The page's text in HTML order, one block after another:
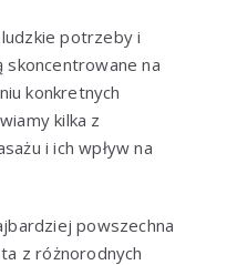
potrzeby i
na
konkretnych
kilka z
i ich wpływ na
powszechna
z różnorodnych